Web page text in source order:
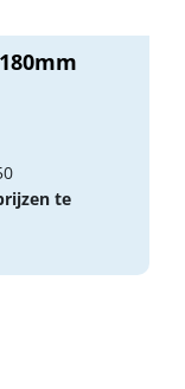
te